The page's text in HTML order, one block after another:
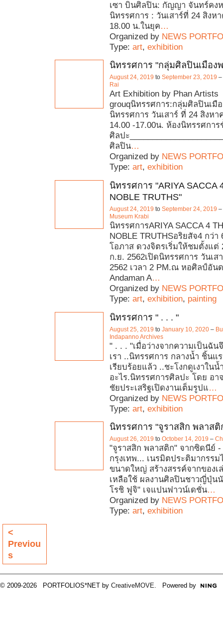
เซา บินศิลปิน: กัญญา จันทร์คง
นิทรรศการ : วันเสาร์ที่ 24 สิงห
18.00 น.ในยุค…
Organized by NEWS
Type: art, exhibition
นิทรรศการ "กลุ่มศิลปินเมือง
August 24, 2019 to September 23, 2019 –
Rai
Art Exhibition by Phan Artists
grouqนิทรรศการ:กลุ่มศิลปินเมื
นิทรรศการ วันเสาร์ ที่ 24 สิงหา
14.00 -17.00น. ห้องนิทรรศกา
ศิลปะ
ศิลปิน…
Organized by NEWS
Type: art, exhibition
นิทรรศการ "ARIYA SACCA
NOBLE TRUTHS"
August 24, 2019 to September 24, 2019 –
Museum Krabi
นิทรรศการARIYA SACCA 4
NOBLE TRUTHSอริยสัจ4 กว่
โอภาส ดวงจิตรเริ่มให้ชมตั้งแต่
ก.ย. 2562เปิดนิทรรศการ วันเส
2562 เวลา 2 PM.ณ หอศิลป์อัน
Andaman A…
Organized by NEWS
Type: art, exhibition, painting
นิทรรศการ " . . . "
August 25, 2019 to January 10, 2020 –
Indapanno Archives‎
" . . . "เมื่อว่างจากความเป็นฉัน
เรา ..นิทรรศการ กลางน้ำ ชิ้นแ
เรียบร้อยแล้ว ..ชะโงกดูเงาใน
อะไร.นิทรรศการศิลปะ โดย อา
ชัยประเสริฐเปิดงานเต็มรูปแ…
Organized by NEWS
Type: art, exhibition
นิทรรศการ "จูราสสิก พลาสติ
August 26, 2019 to October 14, 2019 –
"จูราสสิก พลาสติก" จากซิดนีย์ -
กรุงเทพ... เนรมิตประติมากรรม
ขนาดใหญ่ สร้างสรรค์จากของเ
เหลือใช้ ผลงานศิลปินชาวญี่ปุ่น
โรชิ ฟูจิ" เจแปนฟาวน์เดชั่น…
Organized by NEWS
Type: art, exhibition
<
Previou
s
© 2009-2026 PORTFOLIOS*NET by CreativeMOVE . Powered by